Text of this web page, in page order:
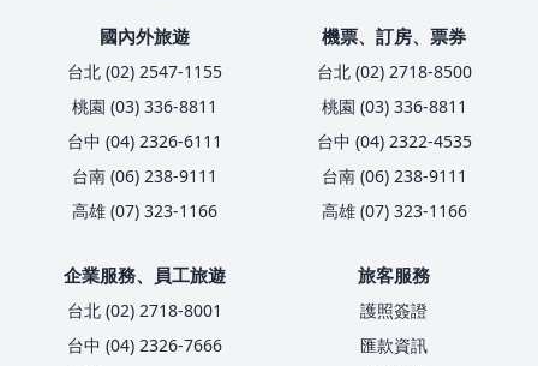
國內外旅遊
台北 (02) 2547-1155
桃園 (03) 336-8811
台中 (04) 2326-6111
台南 (06) 238-9111
高雄 (07) 323-1166
機票、訂房、票券
台北 (02) 2718-8500
桃園 (03) 336-8811
台中 (04) 2322-4535
台南 (06) 238-9111
高雄 (07) 323-1166
企業服務、員工旅遊
台北 (02) 2718-8001
台中 (04) 2326-7666
旅客服務
護照簽證
匯款資訊